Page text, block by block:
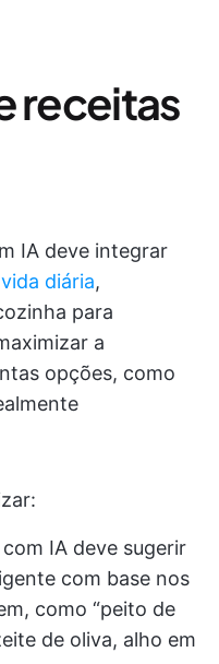
receitas
IA deve integrar
diária,
para
a
opções, como
IA deve sugerir
com base nos
como “peito de
de oliva, alho em